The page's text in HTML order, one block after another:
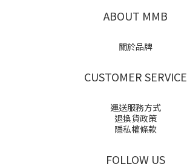
ABOUT MMB
關於品牌
CUSTOMER SERVICE
運送服務方式
退換貨政策
隱私權條款
FOLLOW US